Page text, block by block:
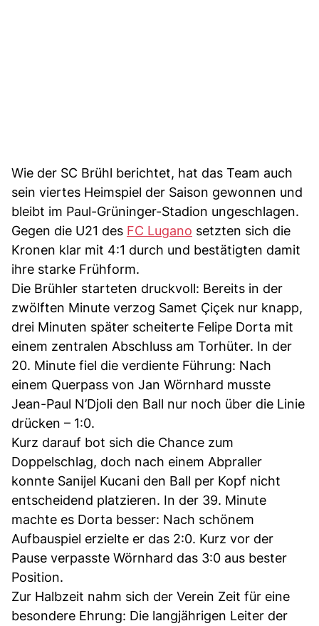
Wie der SC Brühl berichtet, hat das Team auch
sein viertes Heimspiel der Saison gewonnen und
bleibt im Paul-Grüninger-Stadion ungeschlagen.
Gegen die U21 des FC Lugano setzten sich die
Kronen klar mit 4:1 durch und bestätigten damit
ihre starke Frühform.
Die Brühler starteten druckvoll: Bereits in der
zwölften Minute verzog Samet Çiçek nur knapp,
drei Minuten später scheiterte Felipe Dorta mit
einem zentralen Abschluss am Torhüter. In der
20. Minute fiel die verdiente Führung: Nach
einem Querpass von Jan Wörnhard musste
Jean-Paul N’Djoli den Ball nur noch über die Linie
drücken – 1:0.
Kurz darauf bot sich die Chance zum
Doppelschlag, doch nach einem Abpraller
konnte Sanijel Kucani den Ball per Kopf nicht
entscheidend platzieren. In der 39. Minute
machte es Dorta besser: Nach schönem
Aufbauspiel erzielte er das 2:0. Kurz vor der
Pause verpasste Wörnhard das 3:0 aus bester
Position.
Zur Halbzeit nahm sich der Verein Zeit für eine
besondere Ehrung: Die langjährigen Leiter der